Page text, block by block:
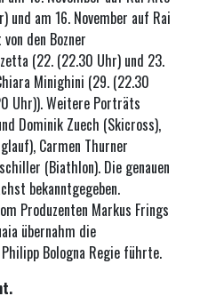
am 16. November auf Rai
den Bozner
(22. (22.30 Uhr) und 23.
Minighini (29. (22.30
Uhr)). Weitere Porträts
Dominik Zuech (Skicross),
Carmen Thurner
(Biathlon). Die genauen
bekanntgegeben.
Produzenten Markus Frings
übernahm die
Bologna Regie führte.